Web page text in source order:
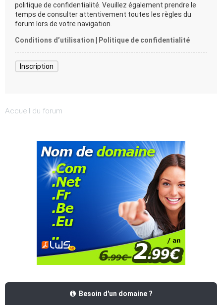
politique de confidentialité. Veuillez également prendre le
temps de consulter attentivement toutes les règles du
forum lors de votre navigation.
Conditions d’utilisation Politique de confidentialité
Inscription
Accueil du forum
Besoin d'un domaine ?